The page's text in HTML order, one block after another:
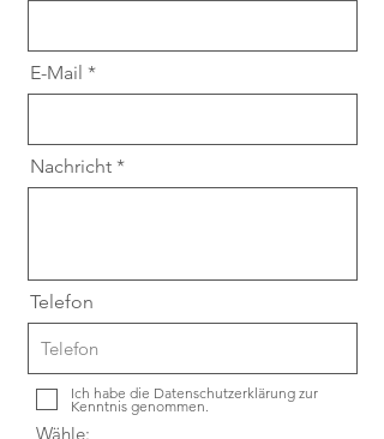
E-Mail
Nachricht
Telefon
Ich habe die Datenschutzerklärung zur
Kenntnis genommen.
Wähle: